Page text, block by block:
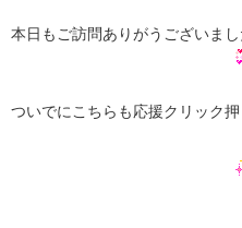
本日もご訪問ありがうございまし
ついでにこちらも応援クリック